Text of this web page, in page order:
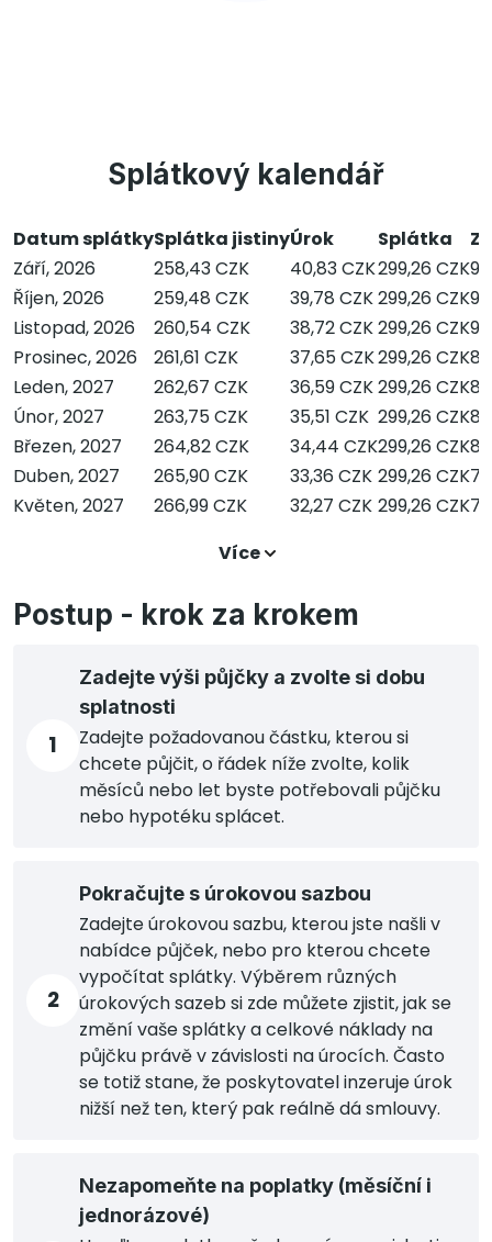
Splátkový kalendář
Datum splátky
Září, 2026
Říjen, 2026
Listopad, 2026
Prosinec, 2026
Leden, 2027
Únor, 2027
Březen, 2027
Duben, 2027
Květen, 2027
Splátka jistiny
258,43 CZK
259,48 CZK
260,54 CZK
261,61 CZK
262,67 CZK
263,75 CZK
264,82 CZK
265,90 CZK
266,99 CZK
Úrok
40,83 CZK
39,78 CZK
38,72 CZK
37,65 CZK
36,59 CZK
35,51 CZK
34,44 CZK
33,36 CZK
32,27 CZK
Splátka
299,26 CZK
299,26 CZK
299,26 CZK
299,26 CZK
299,26 CZK
299,26 CZK
299,26 CZK
299,26 CZK
299,26 CZK
9
9
9
8
8
8
8
7
7
Více
Postup - krok za krokem
1
Zadejte výši půjčky a zvolte si dobu
splatnosti
Zadejte požadovanou částku, kterou si
chcete půjčit, o řádek níže zvolte, kolik
měsíců nebo let byste potřebovali půjčku
nebo hypotéku splácet.
2
Pokračujte s úrokovou sazbou
Zadejte úrokovou sazbu, kterou jste našli v
nabídce půjček, nebo pro kterou chcete
vypočítat splátky. Výběrem různých
úrokových sazeb si zde můžete zjistit, jak se
změní vaše splátky a celkové náklady na
půjčku právě v závislosti na úrocích. Často
se totiž stane, že poskytovatel inzeruje úrok
nižší než ten, který pak reálně dá smlouvy.
Nezapomeňte na poplatky (měsíční i
jednorázové)